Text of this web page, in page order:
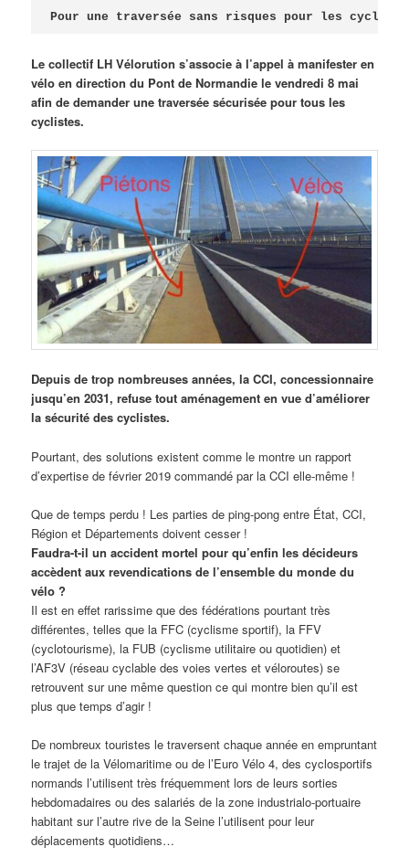
Pour une traversée sans risques pour les
Le collectif LH Vélorution s’associe à l’appel à manifester en
vélo en direction du Pont de Normandie le vendredi 8 mai
afin de demander une traversée sécurisée pour tous les
cyclistes.
Depuis de trop nombreuses années, la CCI, concessionnaire
jusqu’en 2031, refuse tout aménagement en vue d’améliorer
la sécurité des cyclistes.
Pourtant, des solutions existent comme le montre un rapport
d’expertise de février 2019 commandé par la CCI elle-même !
Que de temps perdu ! Les parties de ping-pong entre État, CCI,
Région et Départements doivent cesser !
Faudra-t-il un accident mortel pour qu’enfin les décideurs
accèdent aux revendications de l’ensemble du monde du
vélo ?
Il est en effet rarissime que des fédérations pourtant très
différentes, telles que la FFC (cyclisme sportif), la FFV
(cyclotourisme), la FUB (cyclisme utilitaire ou quotidien) et
l’AF3V (réseau cyclable des voies vertes et véloroutes) se
retrouvent sur une même question ce qui montre bien qu’il est
plus que temps d’agir !
De nombreux touristes le traversent chaque année en empruntant
le trajet de la Vélomaritime ou de l’Euro Vélo 4, des cyclosportifs
normands l’utilisent très fréquemment lors de leurs sorties
hebdomadaires ou des salariés de la zone industrialo-portuaire
habitant sur l’autre rive de la Seine l’utilisent pour leur
déplacements quotidiens…